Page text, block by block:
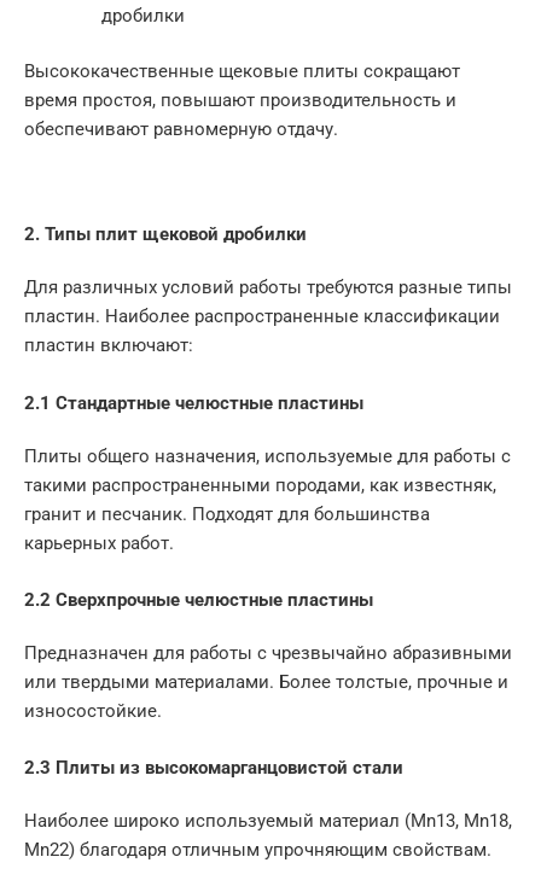
дробилки
Высококачественные щековые плиты сокращают
время простоя, повышают производительность и
обеспечивают равномерную отдачу.
2. Типы плит щековой дробилки
Для различных условий работы требуются разные типы
пластин. Наиболее распространенные классификации
пластин включают:
2.1 Стандартные челюстные пластины
Плиты общего назначения, используемые для работы с
такими распространенными породами, как известняк,
гранит и песчаник. Подходят для большинства
карьерных работ.
2.2 Сверхпрочные челюстные пластины
Предназначен для работы с чрезвычайно абразивными
или твердыми материалами. Более толстые, прочные и
износостойкие.
2.3 Плиты из высокомарганцовистой стали
Наиболее широко используемый материал (Mn13, Mn18,
Mn22) благодаря отличным упрочняющим свойствам.